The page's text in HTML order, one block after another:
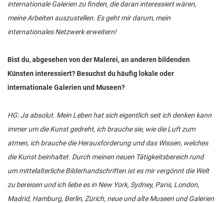
internationale Galerien zu finden, die daran interessiert wären,
meine Arbeiten auszustellen. Es geht mir darum, mein
internationales Netzwerk erweitern!
Bist du, abgesehen von der Malerei, an anderen bildenden
Künsten interessiert? Besuchst du häufig lokale oder
internationale Galerien und Museen?
HG: Ja absolut. Mein Leben hat sich eigentlich seit ich denken kann
immer um die Kunst gedreht, ich brauche sie, wie die Luft zum
atmen, ich brauche die Herausforderung und das Wissen, welches
die Kunst beinhaltet. Durch meinen neuen Tätigkeitsbereich rund
um mittelalterliche Bilderhandschriften ist es mir vergönnt die Welt
zu bereisen und ich liebe es in New York, Sydney, Paris, London,
Madrid, Hamburg, Berlin, Zürich, neue und alte Museen und Galerien